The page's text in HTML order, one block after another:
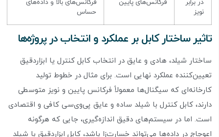
در برابر
نویز
فرکانس‌های پایین
فرکانس‌های بالا و داده‌های
حساس
تاثیر ساختار کابل بر عملکرد و انتخاب در پروژه‌ها
ساختار شیلد، هادی و عایق در انتخاب کابل کنترل یا ابزاردقیق
تعیین‌کننده عملکرد نهایی است. برای مثال در خطوط تولید
کارخانه‌ای که سیگنال‌ها معمولاً فرکانس پایین و نویز متوسطی
دارند، کابل کنترل با شیلد ساده و عایق پی‌وی‌سی کافی و اقتصادی
است. اما در سیستم‌های دقیق اندازه‌گیری، جایی که هرگونه
اعوجاج در داده‌ها می‌تواند خسارت‌زا باشد، کابل ابزاردقیق با شیلد